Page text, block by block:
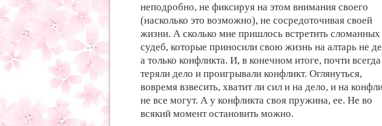
неподробно, не фиксируя на этом внимания своего
(насколько это возможно), не сосредоточивая своей
жизни. А сколько мне пришлось встретить сломанных
судеб, которые приносили свою жизнь на алтарь не
а только конфликта. И, в конечном итоге, почти всегда
теряли дело и проигрывали конфликт. Оглянуться,
вовремя взвесить, хватит ли сил и на дело, и на
не все могут. А у конфликта своя пружина, ее. Не во
всякий момент остановить можно.